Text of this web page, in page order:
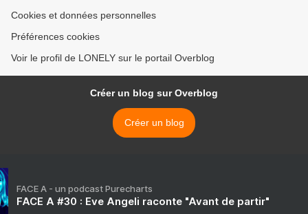
Cookies et données personnelles
Préférences cookies
Voir le profil de LONELY sur le portail Overblog
Créer un blog sur Overblog
Créer un blog
FACE A - un podcast Purecharts
FACE A #30 : Eve Angeli raconte "Avant de partir"